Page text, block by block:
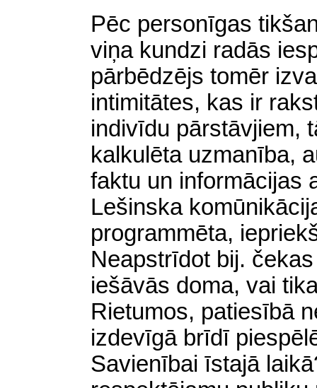
Pēc personīgas
viņa kundzi radās
pārbēdzējs tomēr
intimitātes, kas ir
indivīdu pārstāvjiem,
kalkulēta uzmanība,
faktu un informācijas
Lešinska
programmēta,
Neapstrīdot bij.
iešāvās doma, vai
Rietumos, patiesībā
izdevīgā brīdī
Savienībai īstajā